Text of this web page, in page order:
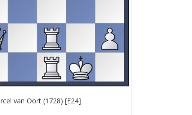
van Oort (1728) [E24]